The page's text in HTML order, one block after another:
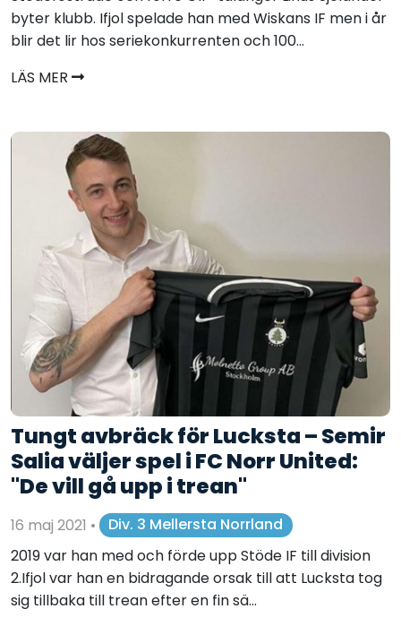
byter klubb. Ifjol spelade han med Wiskans IF men i år
blir det lir hos seriekonkurrenten och 100...
LÄS MER
Tungt avbräck för Lucksta – Semir
Salia väljer spel i FC Norr United:
"De vill gå upp i trean"
16 maj 2021 •
Div. 3 Mellersta Norrland
2019 var han med och förde upp Stöde IF till division
2.Ifjol var han en bidragande orsak till att Lucksta tog
sig tillbaka till trean efter en fin sä...